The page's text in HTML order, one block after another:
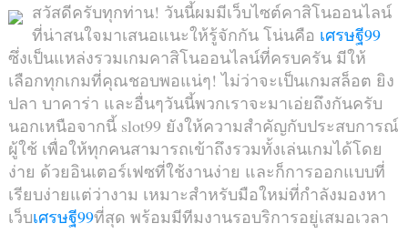
สวัสดีครับทุกท่าน! วันนี้ผมมีเว็บไซต์คาสิโนออนไลน์
ที่น่าสนใจมาเสนอแนะให้รู้จักกัน โน่นคือ เศรษฐี99
ซึ่งเป็นแหล่งรวมเกมคาสิโนออนไลน์ที่ครบครัน มีให้
เลือกทุกเกมที่คุณชอบพอแน่ๆ! ไม่ว่าจะเป็นเกมสล็อต ยิง
ปลา บาคาร่า และอื่นๆวันนี้พวกเราจะมาเอ่ยถึงกันครับ
นอกเหนือจากนี้ slot99 ยังให้ความสำคัญกับประสบการณ์
ผู้ใช้ เพื่อให้ทุกคนสามารถเข้าถึงรวมทั้งเล่นเกมได้โดย
ง่าย ด้วยอินเตอร์เฟซที่ใช้งานง่าย และก็การออกแบบที่
เรียบง่ายแต่ว่างาม เหมาะสำหรับมือใหม่ที่กำลังมองหา
เว็บเศรษฐี99ที่สุด พร้อมมีทีมงานรอบริการอยู่เสมอเวลา